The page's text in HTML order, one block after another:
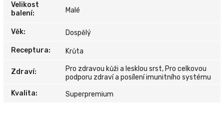
Velikost
balení: Malé
Věk: Dospělý
Receptura: Krůta
Zdraví:
Pro zdravou kůži a lesklou srst, Pro celkovou
podporu zdraví a posílení imunitního systému
Kvalita: Superpremium